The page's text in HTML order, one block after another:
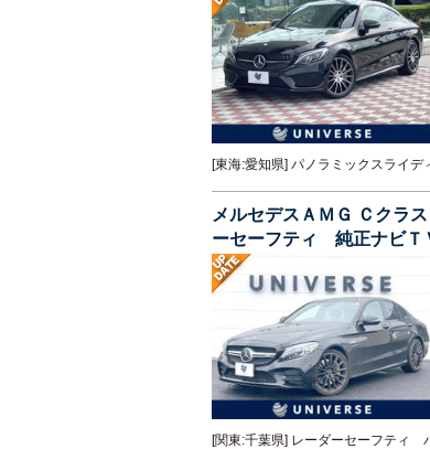
[東海:愛知県] パノラミックスライ
メルセデスＡＭＧ Ｃクラ
ーセーフティ 純正ナビ
ト パドルシフト ＥＴＣ
[関東:千葉県] レーダーセーフテ